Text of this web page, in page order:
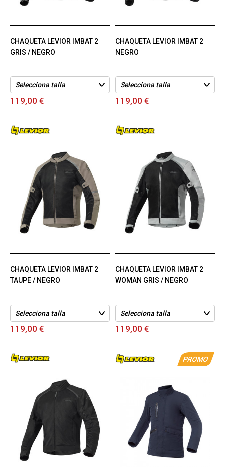
CHAQUETA LEVIOR IMBAT 2
GRIS / NEGRO
119,00 €
CHAQUETA LEVIOR IMBAT 2
NEGRO
119,00 €
CHAQUETA LEVIOR IMBAT 2
TAUPE / NEGRO
119,00 €
CHAQUETA LEVIOR IMBAT 2
WOMAN GRIS / NEGRO
119,00 €
PROMO